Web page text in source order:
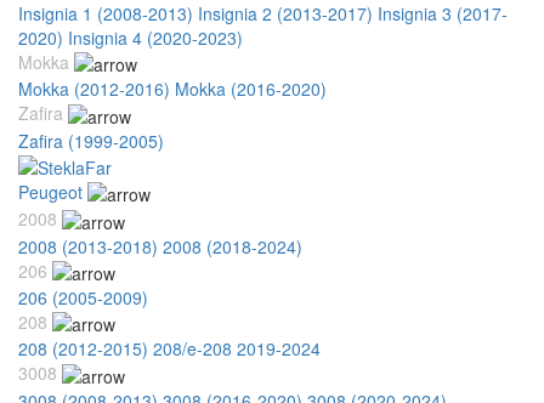
Insignia 1 (2008-2013) Insignia 2 (2013-2017) Insignia 3 (2017-
2020) Insignia 4 (2020-2023)
Mokka
Mokka (2012-2016) Mokka (2016-2020)
Zafira
Zafira (1999-2005)
Peugeot
2008
2008 (2013-2018) 2008 (2018-2024)
206
206 (2005-2009)
208
208 (2012-2015) 208/e-208 2019-2024
3008